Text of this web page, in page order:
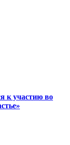
к участию во